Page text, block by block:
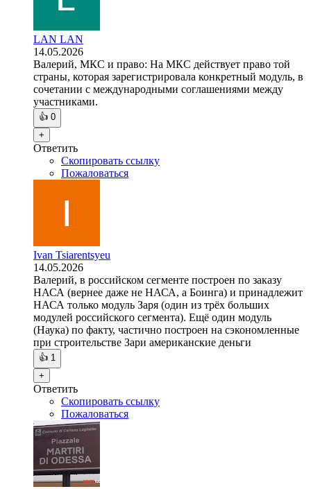
LAN LAN
14.05.2026
Валерий, МКС и право: На МКС действует право той
страны, которая зарегистрировала конкретный модуль, в
сочетании с международными соглашениями между
участниками.
👍 0
+
Ответить
Скопировать ссылку
Пожаловаться
Ivan Tsiarentsyeu
14.05.2026
Валерий, в российском сегменте построен по заказу
НАСА (вернее даже не НАСА, а Боинга) и принадлежит
НАСА только модуль Заря (один из трёх больших
модулей российского сегмента). Ещё один модуль
(Наука) по факту, частично построен на сэкономленные
при строительстве Зари американские деньги
👍 1
+
Ответить
Скопировать ссылку
Пожаловаться